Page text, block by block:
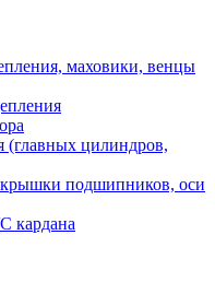
маховики, венцы
(главных цилиндров,
подшипников, оси
кардана